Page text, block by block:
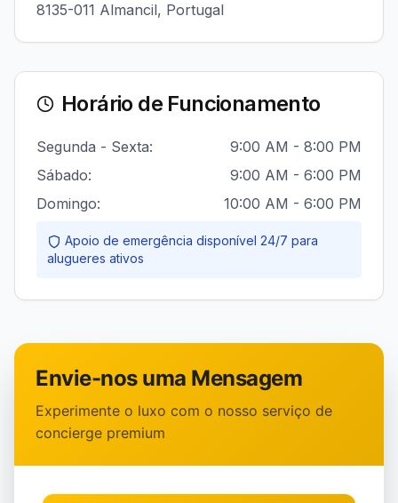
8135-011 Almancil, Portugal
Horário de Funcionamento
Segunda - Sexta:
9:00 AM - 8:00 PM
Sábado:
9:00 AM - 6:00 PM
Domingo:
10:00 AM - 6:00 PM
Apoio de emergência disponível 24/7 para
alugueres ativos
Envie-nos uma Mensagem
Experimente o luxo com o nosso serviço de
concierge premium